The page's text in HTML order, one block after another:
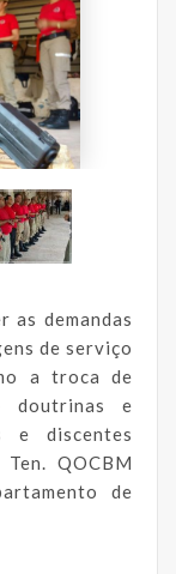
as demandas
de serviço
a troca de
doutrinas e
e discentes
QOCBM
de